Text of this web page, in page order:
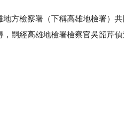
方檢察署（下稱高雄地檢署）
嗣經高雄地檢署檢察官吳韶芹